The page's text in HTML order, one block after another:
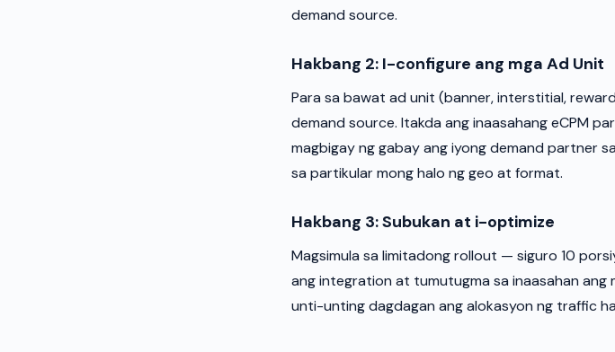
demand source.
Hakbang 2: I-configure ang mga Ad Unit
Para sa bawat ad unit (banner, interstitial,
demand source. Itakda ang inaasahang eCPM
magbigay ng gabay ang iyong demand partner
sa partikular mong halo ng geo at format.
Hakbang 3: Subukan at i-optimize
Magsimula sa limitadong rollout — siguro 10
ang integration at tumutugma sa inaasahan ang
unti-unting dagdagan ang alokasyon ng traffic